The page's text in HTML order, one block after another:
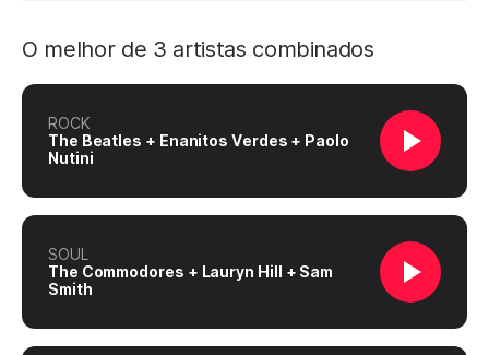
O melhor de 3 artistas combinados
ROCK
The Beatles + Enanitos Verdes + Paolo
Nutini
SOUL
The Commodores + Lauryn Hill + Sam
Smith